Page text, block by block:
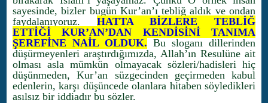
sayesinde, bizler bugün Kur’an’ı tebliğ aldık ve ondan
faydalanıyoruz. HATTA BİZLERE TEBLİĞ
ETTİĞİ KUR’AN’DAN KENDİSİNİ TANIMA
ŞEREFİNE NAİL OLDUK. Bu sloganı dillerinden
düşürmeyenleri araştırdığımızda, Allah’ın Resulüne ait
olması asla mümkün olmayacak sözleri/hadisleri hiç
düşünmeden, Kur’an süzgecinden geçirmeden kabul
edenlerin, karşı düşüncede olanlara hitaben söyledikleri
asılsız bir iddiadır bu sözler.